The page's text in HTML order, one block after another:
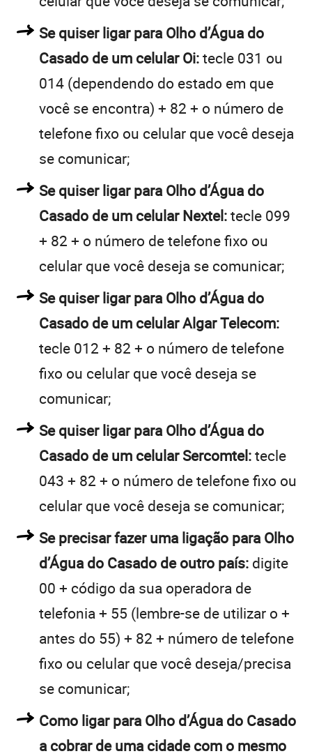
Se quiser ligar para Olho d’Água do
Casado de um celular Oi:tecle 031 ou
014 (dependendo do estado em que
você se encontra) + 82 + o número de
telefone fixo ou celular que você deseja
se comunicar;
Se quiser ligar para Olho d’Água do
Casado de um celular Nextel:tecle 099
+ 82 + o número de telefone fixo ou
celular que você deseja se comunicar;
Se quiser ligar para Olho d’Água do
Casado de um celular Algar Telecom:
tecle 012 + 82 + o número de telefone
fixo ou celular que você deseja se
comunicar;
Se quiser ligar para Olho d’Água do
Casado de um celular Sercomtel:tecle
043 + 82 + o número de telefone fixo ou
celular que você deseja se comunicar;
Se precisar fazer uma ligação para Olho
d’Água do Casado de outro país: digite
00 + código da sua operadora de
telefonia + 55 (lembre-se de utilizar o +
antes do 55) + 82 + número de telefone
fixo ou celular que você deseja/precisa
se comunicar;
Como ligar para Olho d’Água do Casado
a cobrar de uma cidade com o mesmo